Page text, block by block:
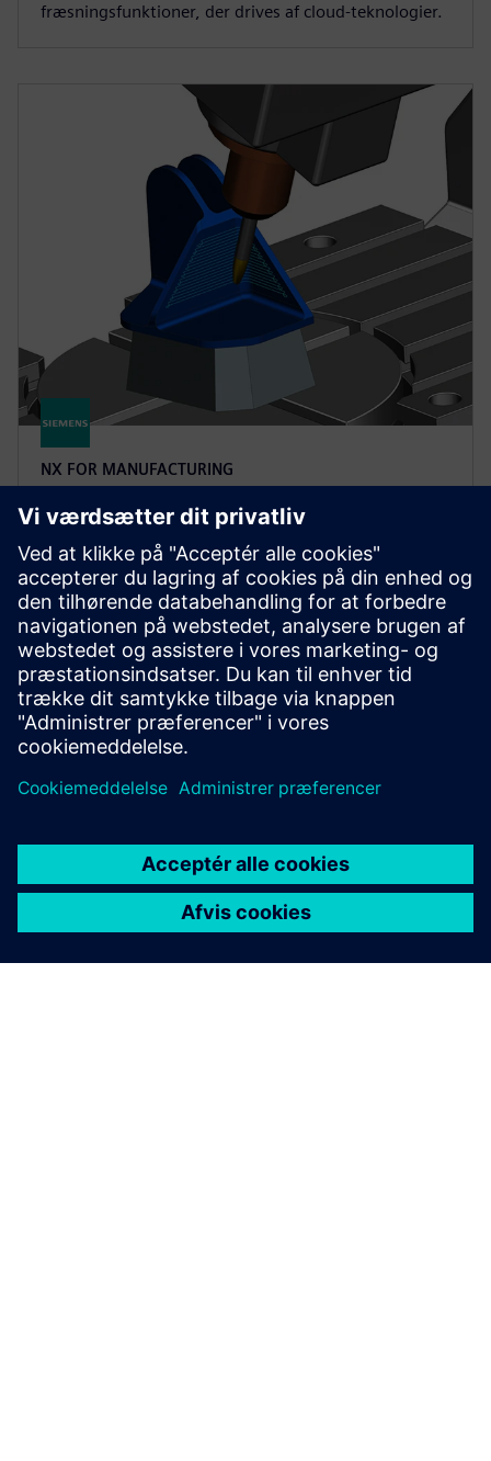
fræsningsfunktioner, der drives af cloud-teknologier.
NX FOR MANUFACTURING
NX X Manufacturing CAD/CAM
Premium
Forenkle programmeringen af komplekse dele med
NX X Manufacturing Premium, der bygger på det
avancerede produkt, med flerakset bearbejdning
drevet af cloud-teknologier.